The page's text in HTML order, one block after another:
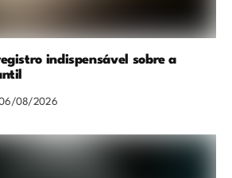
indispensável sobre a
08/2026